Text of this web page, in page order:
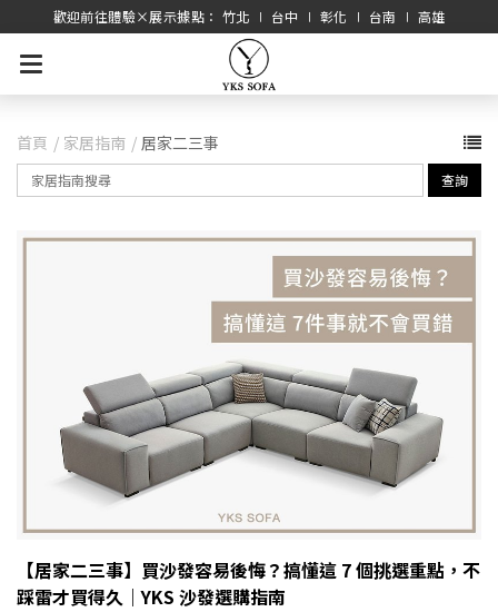
歡迎前往體驗×展示據點： 竹北 ∣ 台中 ∣ 彰化 ∣ 台南 ∣ 高雄
首頁 家居指南 居家二三事
查詢
【居家二三事】買沙發容易後悔？搞懂這 7 個挑選重點，不
踩雷才買得久｜YKS 沙發選購指南